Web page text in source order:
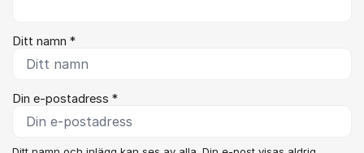
Ditt namn *
Din e-postadress *